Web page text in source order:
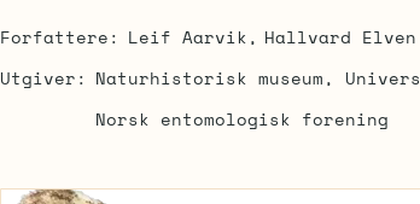
Forfattere Leif Aarvik
Hallvard Elven
Utgiver
Naturhistorisk museum,
Norsk entomologisk forening